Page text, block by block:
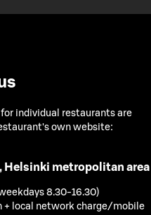
individual restaurants are
own website:
Helsinki metropolitan area
8.30-16.30)
+ local network charge/mobile